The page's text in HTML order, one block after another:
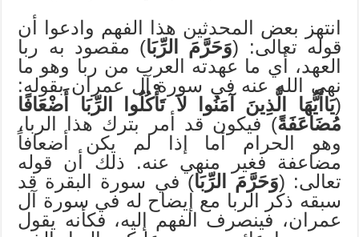
انتهز بعض المحدثين هذا الفهم وادعوا أن
قوله تعالى: (وَحَرَّمَ الرِّبَا) مقصود به ربا
العهد، أي ما عهدته العرب من ربا وهو ما
نهى الله عنه في سورة آل عمران بقوله:
(يَاأَيُّهَا الَّذِينَ آمَنُوا لاَ تَأْكُلُوا الرِّبَا أَضْعَافًا
مُضَاعَفَةً) فيكون قد أمر بترك هذا الربا،
وهو الحرام أما إذا لم يكن أضعافاً
مضاعفة فغير منهي عنه. ذلك أن قوله
تعالى: (وَحَرَّمَ الرِّبَا) في سورة البقرة قد
سبقه ذكر الربا مع إيضاح له في سورة آل
عمران، فينصرف الفهم إليه، فكأنه يقول